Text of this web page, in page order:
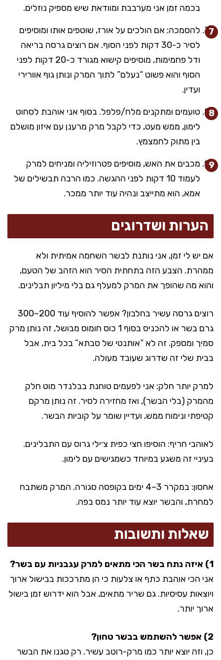
בכמה זמן אני מערבבת ומוודאת שיש מספיק נוזלים.
להסמכה: אם הולכים על אורז, שוטפים אותו ומוסיפים
לסיר כ-30 דקות לפני הסוף. אם רוצים גרסה בריאה
ודל פחמימות, מוסיפים קישוא מגורד כ-20 דקות לפני
הסוף והוא פשוט “נעלם” לתוך המרק ונותן גוף אוורירי
ועדין.
טועמים ומתקנים מלח/פלפל. בסוף אני אוהבת לסחוט
לימון, ממש מעט, כדי לקבל מרק מרענן עם איזון מושלם
בין מתוק לחמצמץ.
מכבים את האש, מוסיפים פטרוזיליה ומניחים למרק
לעמוד 10 דקות לפני ההגשה. כמו הרבה תבשילים של
אמא, הוא מתייצב ונהיה עוד יותר ממכר.
הערות ושדרוגים
אם יש לי זמן, אני נותנת לבשר השחמה אמיתית ולא
ממהרת. הצבע הזה בתחתית הסיר הוא הזהב של הטעם,
והוא מה שהופך את המרק למעלף גם בלי מיליון תבלינים.
רוצים גרסה עשיר בחלבון? אפשר להוסיף עוד 200–300
גרם בשר או להכניס בסוף 1 כוס חומוס מבושל, זה נותן מרק
סמיך ומספק. זה לא “אותנטי של סבתא” בכל בית, אבל
בבית שלי זה שדרוג שעובד מעולה.
למרק יותר חלק: אני לפעמים טוחנת בבלנדר מוט חלק
מהמרק (בלי הבשר), ואז מחזירה לסיר. זה נותן מרקם
קטיפתי ונימוח ממש, ועדיין שומר על קוביות הבשר.
לאוהבי חריף: הוסיפו חצי כפית צ׳ילי גרוס עם התבלינים.
בעיניי זה משגע במיוחד כשמגישים עם לימון.
אחסון: במקרר 3–4 ימים בקופסה סגורה. המרק משתבח
למחרת, והבשר יוצא עוד יותר נמס בפה.
שאלות ותשובות
1) איזה נתח בשר הכי מתאים למרק עגבניות עם בשר?
אני הכי אוהבת כתף או צלעות כי הן מתרככות בבישול ארוך
ויוצאות עסיסיות. גם שריר מתאים, אבל הוא ידרוש זמן בישול
ארוך יותר.
2) אפשר להשתמש בבשר טחון?
כן, וזה יוצא יותר כמו מרק-רוטב עשיר. רק טגנו את הבשר